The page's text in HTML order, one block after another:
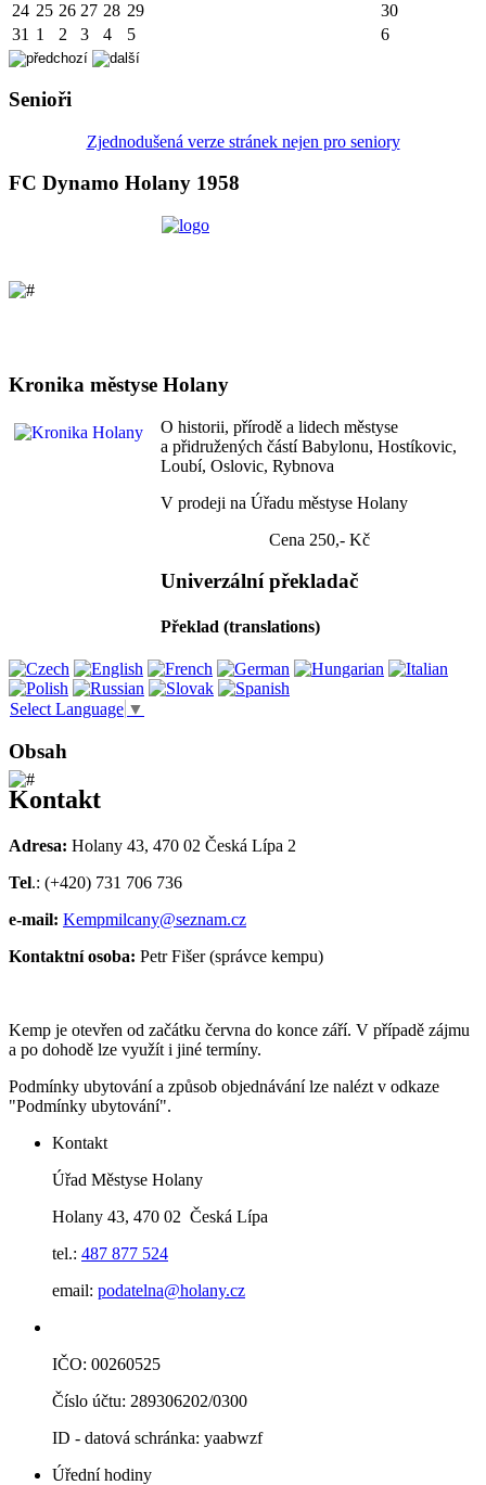
24 25 26 27 28 29
30
31 1 2 3 4 5 6
Senioři
Zjednodušená verze stránek nejen pro seniory
FC Dynamo Holany 1958
Kronika městyse Holany
O historii, přírodě a lidech městyse
a přidružených částí Babylonu, Hostíkovic,
Loubí, Oslovic, Rybnova
V prodeji na Úřadu městyse Holany
Cena 250,- Kč
Univerzální překladač
Překlad (translations)
Select Language ▼
Obsah
Kontakt
Adresa: Holany 43, 470 02 Česká Lípa 2
Tel.: (+420) 731 706 736
e-mail: Kempmilcany@seznam.cz
Kontaktní osoba: Petr Fišer (správce kempu)
Kemp je otevřen od začátku června do konce září. V případě zájmu
a po dohodě lze využít i jiné termíny.
Podmínky ubytování a způsob objednávání lze nalézt v odkaze
"Podmínky ubytování".
Kontakt
Úřad Městyse Holany
Holany 43, 470 02 Česká Lípa
tel.: 487 877 524
email: podatelna@holany.cz
IČO: 00260525
Číslo účtu: 289306202/0300
ID - datová schránka: yaabwzf
Úřední hodiny